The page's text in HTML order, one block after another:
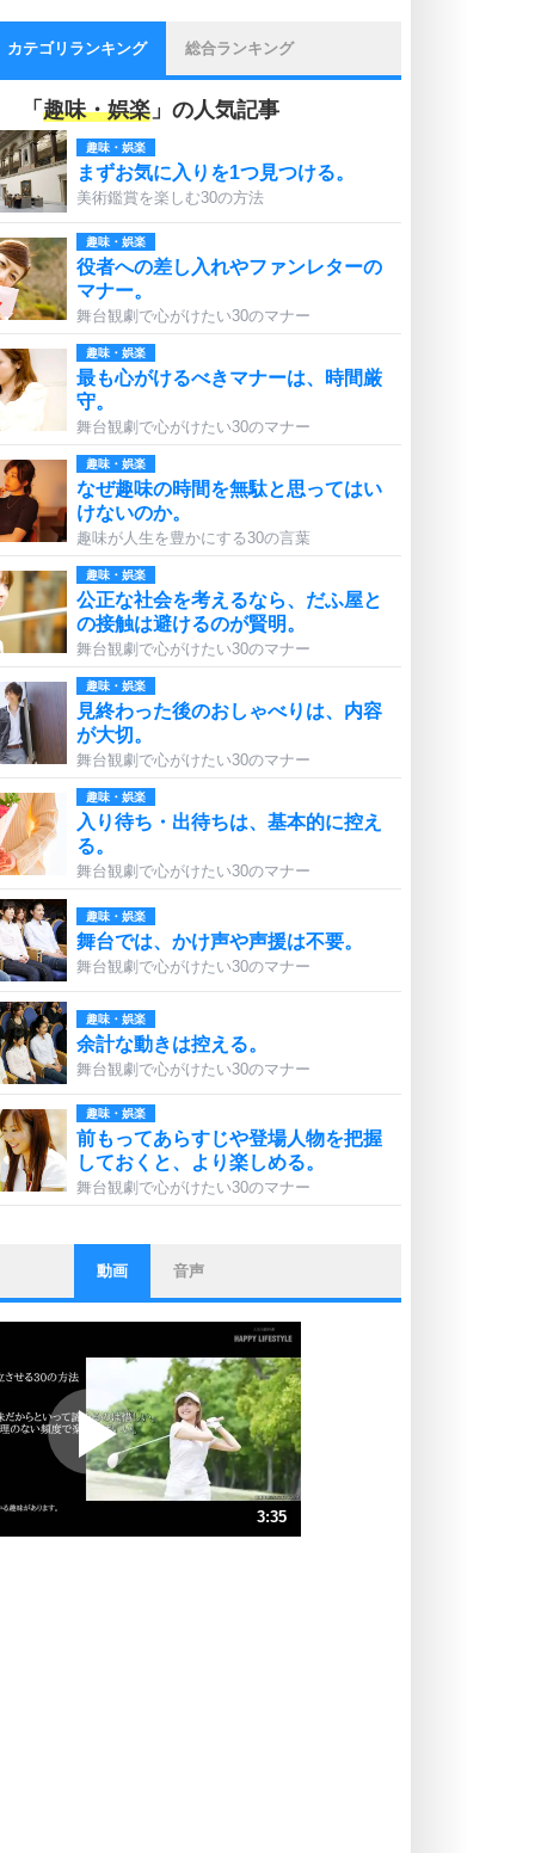
カテゴリランキング 総合ランキング
「 趣味・娯楽 」の人気記事
趣味・娯楽
まずお気に入りを1つ見つける。
美術鑑賞を楽しむ30の方法
趣味・娯楽
役者への差し入れやファンレターの
マナー。
舞台観劇で心がけたい30のマナー
趣味・娯楽
最も心がけるべきマナーは、時間厳
守。
舞台観劇で心がけたい30のマナー
趣味・娯楽
なぜ趣味の時間を無駄と思ってはい
けないのか。
趣味が人生を豊かにする30の言葉
趣味・娯楽
公正な社会を考えるなら、だふ屋と
の接触は避けるのが賢明。
舞台観劇で心がけたい30のマナー
趣味・娯楽
見終わった後のおしゃべりは、内容
が大切。
舞台観劇で心がけたい30のマナー
趣味・娯楽
入り待ち・出待ちは、基本的に控え
る。
舞台観劇で心がけたい30のマナー
趣味・娯楽
舞台では、かけ声や声援は不要。
舞台観劇で心がけたい30のマナー
趣味・娯楽
余計な動きは控える。
舞台観劇で心がけたい30のマナー
趣味・娯楽
前もってあらすじや登場人物を把握
しておくと、より楽しめる。
舞台観劇で心がけたい30のマナー
ストレス対策
他人と比べない。
いっそのこと、他人を見ない。
ポジティブになれない原因は、行動
しないから。
ポジティブ思考になる30の方法
ストレス対策
動画 音声
3:35